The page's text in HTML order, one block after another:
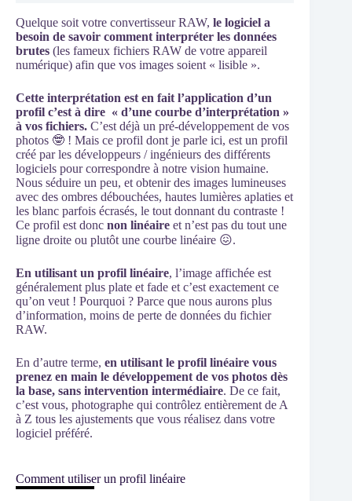
Quelque soit votre convertisseur RAW, le logiciel a
besoin de savoir comment interpréter les données
brutes (les fameux fichiers RAW de votre appareil
numérique) afin que vos images soient « lisible ».
Cette interprétation est en fait l’application d’un
profil c’est à dire « d’une courbe d’interprétation »
à vos fichiers. C’est déjà un pré-développement de vos
photos 🤓 ! Mais ce profil dont je parle ici, est un profil
créé par les développeurs / ingénieurs des différents
logiciels pour correspondre à notre vision humaine.
Nous séduire un peu, et obtenir des images lumineuses
avec des ombres débouchées, hautes lumières aplaties et
les blanc parfois écrasés, le tout donnant du contraste !
Ce profil est donc non linéaire et n’est pas du tout une
ligne droite ou plutôt une courbe linéaire 😖.
En utilisant un profil linéaire, l’image affichée est
généralement plus plate et fade et c’est exactement ce
qu’on veut ! Pourquoi ? Parce que nous aurons plus
d’information, moins de perte de données du fichier
RAW.
En d’autre terme, en utilisant le profil linéaire vous
prenez en main le développement de vos photos dès
la base, sans intervention intermédiaire. De ce fait,
c’est vous, photographe qui contrôlez entièrement de A
à Z tous les ajustements que vous réalisez dans votre
logiciel préféré.
Comment utiliser un profil linéaire